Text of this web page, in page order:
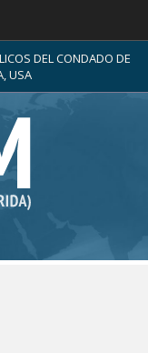
DEL CONDADO DE
USA